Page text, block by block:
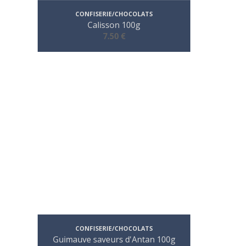
CONFISERIE/CHOCOLATS
Calisson 100g
7.50 €
CONFISERIE/CHOCOLATS
Guimauve saveurs d'Antan 100g